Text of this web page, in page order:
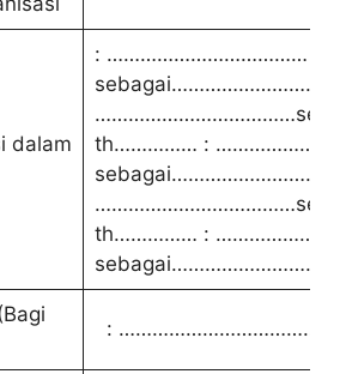
: ………………………………
th…………… :
th…………… :
: